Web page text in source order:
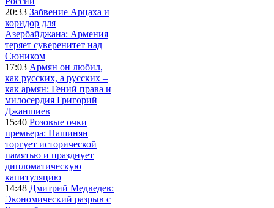
20:33 Забвение Арцаха и
коридор для
Азербайджана: Армения
теряет суверенитет над
Сюником
17:03 Армян он любил,
как русских, а русских –
как армян: Гений права и
милосердия Григорий
Джаншиев
15:40 Розовые очки
премьера: Пашинян
торгует исторической
памятью и празднует
дипломатическую
капитуляцию
14:48 Дмитрий Медведев:
Экономический разрыв с